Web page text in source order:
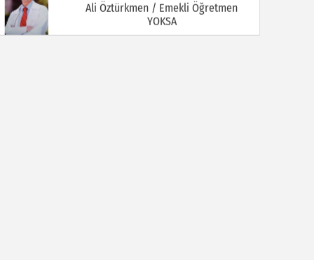
Ali Öztürkmen / Emekli Öğretmen
YOKSA